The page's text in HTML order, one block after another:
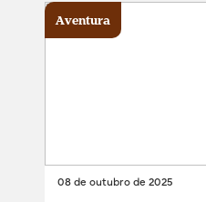
08 de outubro de 2025
Aventura